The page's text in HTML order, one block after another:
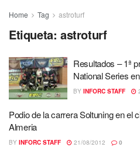
Home Tag astroturf
Etiqueta: astroturf
Resultados – 1ª
National Series
BY INFORC STAFF
Podio de la carrera Soltuning en el
Almeria
BY INFORC STAFF 21/08/2012 0